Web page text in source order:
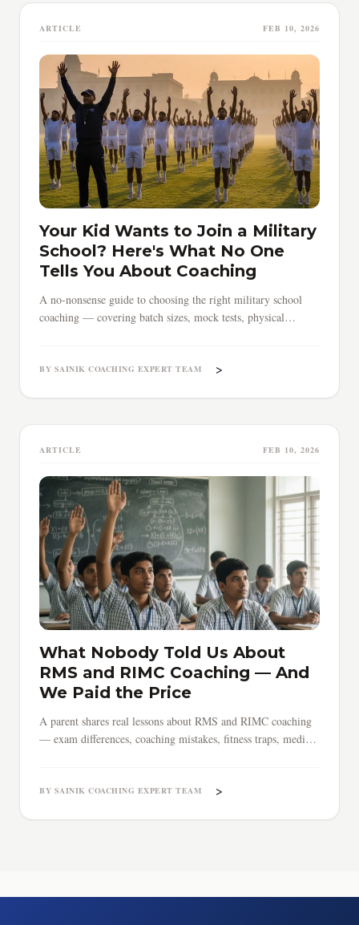
ARTICLE FEB 10, 2026
Your Kid Wants to Join a Military
School? Here's What No One
Tells You About Coaching
A no-nonsense guide to choosing the right military school
coaching — covering batch sizes, mock tests, physical
BY SAINIK COACHING EXPERT TEAM >
ARTICLE FEB 10, 2026
What Nobody Told Us About
RMS and RIMC Coaching — And
We Paid the Price
A parent shares real lessons about RMS and RIMC coaching
— exam differences, coaching mistakes, fitness traps, medical
BY SAINIK COACHING EXPERT TEAM >